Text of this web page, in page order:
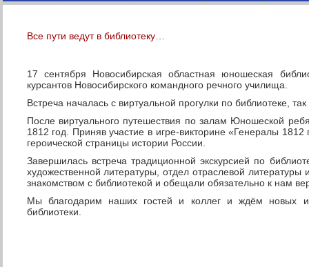
Все пути ведут в библиотеку…
17 сентября Новосибирская областная юношеская
курсантов Новосибирского командного речного училища.
Встреча началась с виртуальной прогулки по библиотеке,
После виртуального путешествия по залам Юношеской
1812 год. Приняв участие в игре-викторине «Генералы
героической страницы истории России.
Завершилась встреча традиционной экскурсией по
художественной литературы, отдел отраслевой
знакомством с библиотекой и обещали обязательно к нам
Мы благодарим наших гостей и коллег и ждём новых
библиотеки.